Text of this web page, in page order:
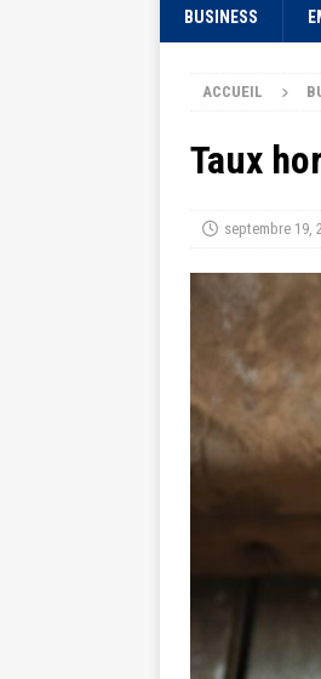
BUSINESS
ACCUEIL
Taux
septembre 19,